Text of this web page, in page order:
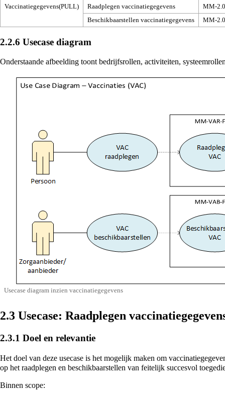
Vaccinatiegegevens(PULL) Raadplegen vaccinatiegegevens
MM-
Beschikbaarstellen vaccinatiegegevens
MM-
2.2.6 Usecase diagram
Onderstaande afbeelding toont bedrijfsrollen, activiteiten,
Usecase diagram inzien vaccinatiegegevens
2.3 Usecase: Raadplegen
2.3.1 Doel en relevantie
Het doel van deze usecase is het mogelijk maken om
op het raadplegen en beschikbaarstellen van feitelijk succesvol
Binnen scope: